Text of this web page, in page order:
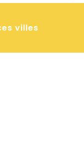
villes